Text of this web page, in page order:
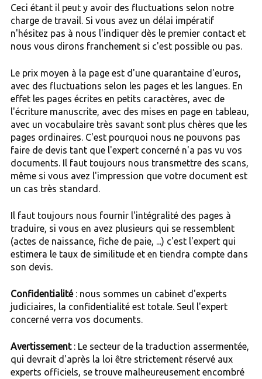
Ceci étant il peut y avoir des fluctuations selon notre
charge de travail. Si vous avez un délai impératif
n'hésitez pas à nous l'indiquer dès le premier contact et
nous vous dirons franchement si c'est possible ou pas.
Le prix moyen à la page est d'une quarantaine d'euros,
avec des fluctuations selon les pages et les langues. En
effet les pages écrites en petits caractères, avec de
l'écriture manuscrite, avec des mises en page en tableau,
avec un vocabulaire très savant sont plus chères que les
pages ordinaires. C'est pourquoi nous ne pouvons pas
faire de devis tant que l'expert concerné n'a pas vu vos
documents. Il faut toujours nous transmettre des scans,
même si vous avez l'impression que votre document est
un cas très standard.
Il faut toujours nous fournir l'intégralité des pages à
traduire, si vous en avez plusieurs qui se ressemblent
(actes de naissance, fiche de paie, ...) c'est l'expert qui
estimera le taux de similitude et en tiendra compte dans
son devis.
Confidentialité: nous sommes un cabinet d'experts
judiciaires, la confidentialité est totale. Seul l'expert
concerné verra vos documents.
Avertissement: Le secteur de la traduction assermentée,
qui devrait d'après la loi être strictement réservé aux
experts officiels, se trouve malheureusement encombré